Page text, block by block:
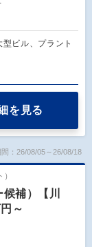
ビル、プラント
を見る
：26/08/05～26/08/18
補）【川
～